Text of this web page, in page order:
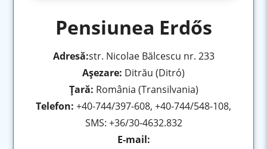
Pensiunea Erdős
Adresă:str. Nicolae Bălcescu nr. 233
Aşezare: Ditrău (Ditró)
Ţară: România (Transilvania)
Telefon: +40-744/397-608, +40-744/548-108,
SMS: +36/30-4632.832
E-mail: